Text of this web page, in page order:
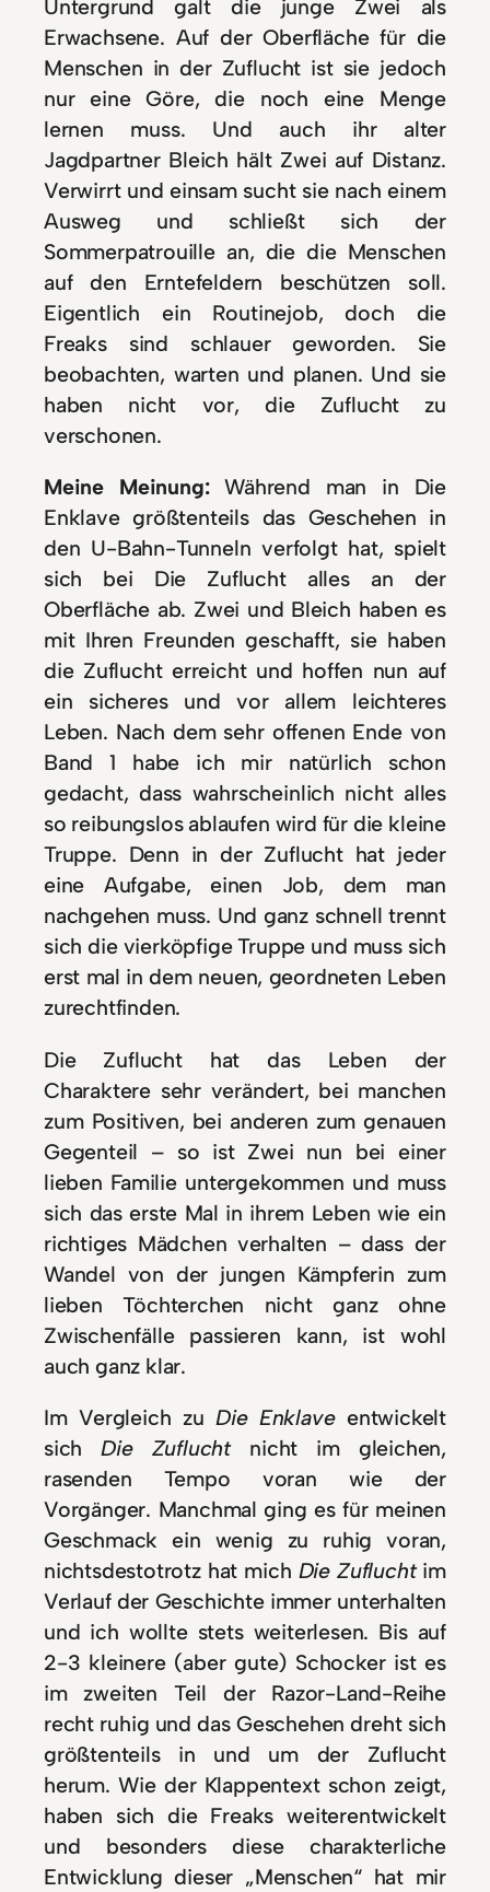
Untergrund galt die junge Zwei als
Erwachsene. Auf der Oberfläche für die
Menschen in der Zuflucht ist sie jedoch
nur eine Göre, die noch eine Menge
lernen muss. Und auch ihr alter
Jagdpartner Bleich hält Zwei auf Distanz.
Verwirrt und einsam sucht sie nach einem
Ausweg und schließt sich der
Sommerpatrouille an, die die Menschen
auf den Erntefeldern beschützen soll.
Eigentlich ein Routinejob, doch die
Freaks sind schlauer geworden. Sie
beobachten, warten und planen. Und sie
haben nicht vor, die Zuflucht zu
verschonen.
Meine Meinung:Während man in Die
Enklave größtenteils das Geschehen in
den U-Bahn-Tunneln verfolgt hat, spielt
sich bei Die Zuflucht alles an der
Oberfläche ab. Zwei und Bleich haben es
mit Ihren Freunden geschafft, sie haben
die Zuflucht erreicht und hoffen nun auf
ein sicheres und vor allem leichteres
Leben. Nach dem sehr offenen Ende von
Band 1 habe ich mir natürlich schon
gedacht, dass wahrscheinlich nicht alles
so reibungslos ablaufen wird für die kleine
Truppe. Denn in der Zuflucht hat jeder
eine Aufgabe, einen Job, dem man
nachgehen muss. Und ganz schnell trennt
sich die vierköpfige Truppe und muss sich
erst mal in dem neuen, geordneten Leben
zurechtfinden.
Die Zuflucht hat das Leben der
Charaktere sehr verändert, bei manchen
zum Positiven, bei anderen zum genauen
Gegenteil – so ist Zwei nun bei einer
lieben Familie untergekommen und muss
sich das erste Mal in ihrem Leben wie ein
richtiges Mädchen verhalten – dass der
Wandel von der jungen Kämpferin zum
lieben Töchterchen nicht ganz ohne
Zwischenfälle passieren kann, ist wohl
auch ganz klar.
Im Vergleich zu Die Enklave entwickelt
sichDie Zufluchtnicht im gleichen,
rasenden Tempo voran wie der
Vorgänger. Manchmal ging es für meinen
Geschmack ein wenig zu ruhig voran,
nichtsdestotrotz hat mich Die Zufluchtim
Verlauf der Geschichte immer unterhalten
und ich wollte stets weiterlesen. Bis auf
2-3 kleinere (aber gute) Schocker ist es
im zweiten Teil der Razor-Land-Reihe
recht ruhig und das Geschehen dreht sich
größtenteils in und um der Zuflucht
herum. Wie der Klappentext schon zeigt,
haben sich die Freaks weiterentwickelt
und besonders diese charakterliche
Entwicklung dieser „Menschen“ hat mir